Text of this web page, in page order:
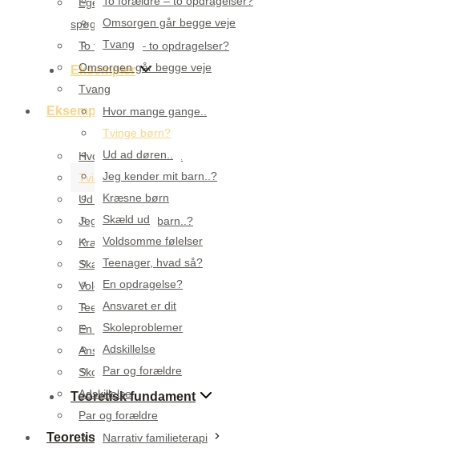
Omsorgen går begge veje
Tvang
Eksempler
Hvor mange gange..
Tvinge børn?
Ud ad døren..
Jeg kender mit barn..?
Kræsne børn
Skæld ud
Voldsomme følelser
Teenager, hvad så?
En opdragelse?
Ansvaret er dit
Skoleproblemer
Adskillelse
Par og forældre
Teoretisk fundament
Narrativ familieterapi
spøger
To forældre – to opdragelser?
Omsorgen går begge veje
Tvang
Eksempler
Hvor mange gange..
Tvinge børn?
Ud ad døren..
Jeg kender mit barn..?
Kræsne børn
Skæld ud
Voldsomme følelser
Teenager, hvad så?
En opdragelse?
Ansvaret er dit
Skoleproblemer
Adskillelse
Par og forældre
Teoretisk fundament